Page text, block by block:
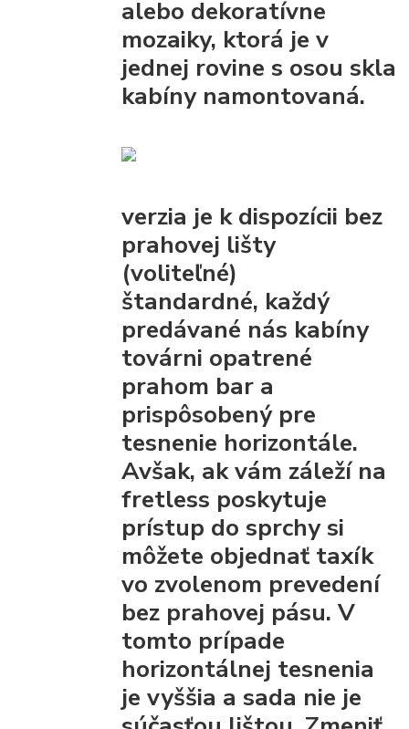
alebo dekoratívne
mozaiky, ktorá je v
jednej rovine s osou skla
kabíny namontovaná.
verzia je k dispozícii bez
prahovej lišty
(voliteľné)
štandardné, každý
predávané nás kabíny
továrni opatrené
prahom bar a
prispôsobený pre
tesnenie horizontále.
Avšak, ak vám záleží na
fretless poskytuje
prístup do sprchysi
môžete objednať taxík
vo zvolenom prevedení
bez prahovej pásu.V
tomto prípade
horizontálnej tesnenia
je vyššia a sada nie je